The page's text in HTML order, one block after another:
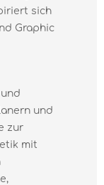
sich
Graphic
und
zur
mit